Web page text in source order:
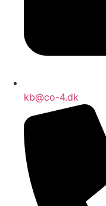
kb@co-4.dk